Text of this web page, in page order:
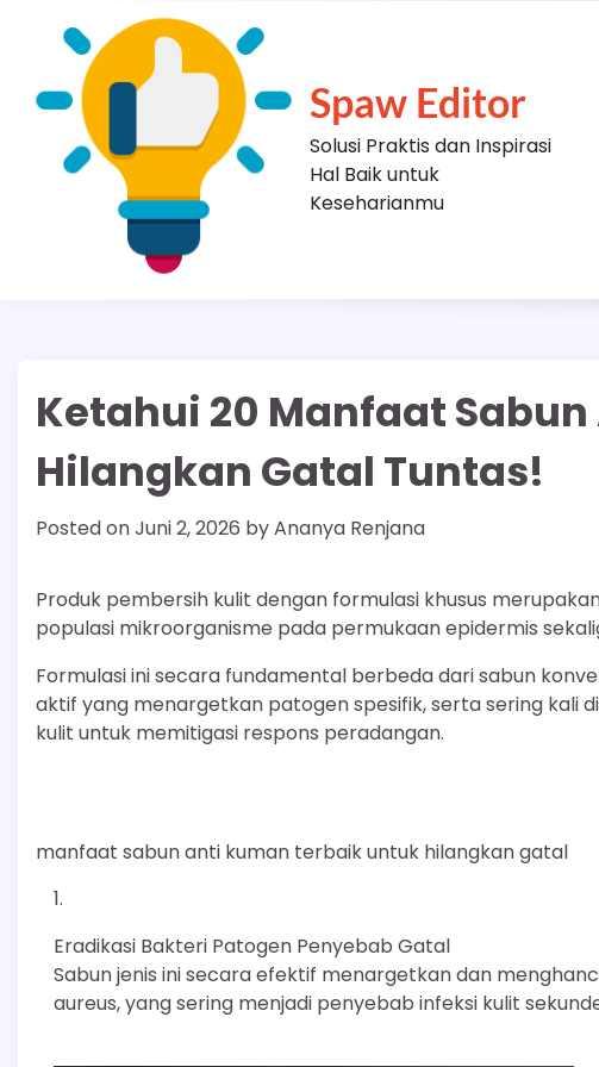
Spaw Editor
Solusi Praktis dan Inspirasi
Hal Baik untuk
Keseharianmu
Ketahui 20 Manfaat
Hilangkan Gatal Tuntas!
Posted onJuni 2, 2026 byAnanya Renjana
Produk pembersih kulit dengan formulasi khusus
populasi mikroorganisme pada permukaan epidermis
Formulasi ini secara fundamental berbeda dari sabun
aktif yang menargetkan patogen spesifik, serta sering kali
kulit untuk memitigasi respons peradangan.
manfaat sabun anti kuman terbaik untuk hilangkan gatal
Eradikasi Bakteri Patogen Penyebab Gatal
Sabun jenis ini secara efektif menargetkan dan
aureus, yang sering menjadi penyebab infeksi kulit